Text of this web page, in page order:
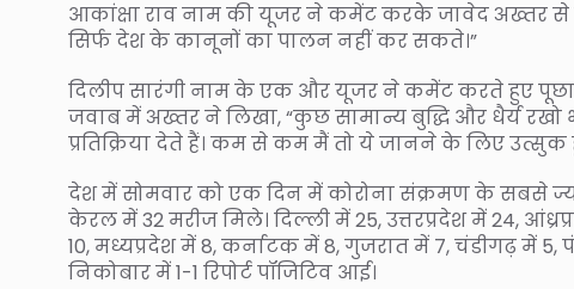
आकांक्षा राव नाम की यूजर ने कमेंट करके जावेद अख्तर से
सिर्फ देश के कानूनों का पालन नहीं कर सकते।”
दिलीप सारंगी नाम के एक और यूजर ने कमेंट करते हुए
जवाब में अख्तर ने लिखा, “कुछ सामान्य बुद्धि और धैर्य
प्रतिक्रिया देते हैं। कम से कम मैं तो ये जानने के लिए उत्सुक
देश में सोमवार को एक दिन में कोरोना संक्रमण के सबसे
केरल में 32 मरीज मिले। दिल्ली में 25, उत्तरप्रदेश में 24,
10, मध्यप्रदेश में 8, कर्नाटक में 8, गुजरात में 7, चंडीगढ़ में
निकोबार में 1-1 रिपोर्ट पॉजिटिव आई।